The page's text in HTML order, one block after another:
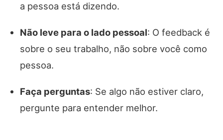
a pessoa está dizendo.
Não leve para o lado pessoal: O feedback é
sobre o seu trabalho, não sobre você como
pessoa.
Faça perguntas: Se algo não estiver claro,
pergunte para entender melhor.